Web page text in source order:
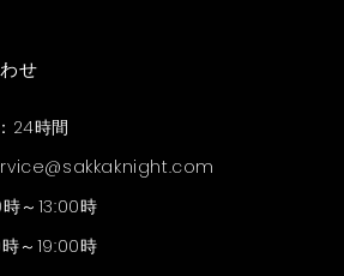
せ
24時間
～13:00時
～19:00時